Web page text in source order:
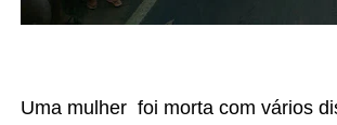
Uma mulher foi morta com vários